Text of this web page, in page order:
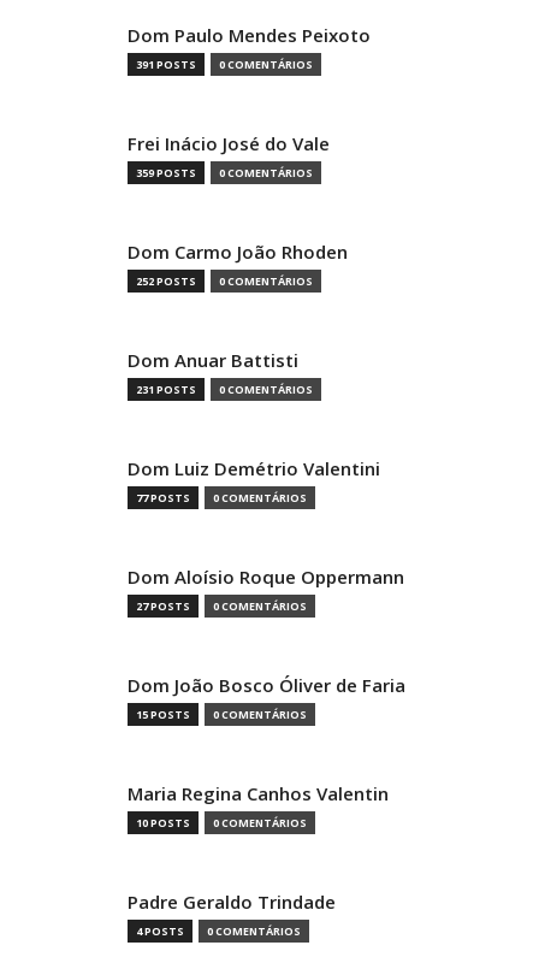
Dom Paulo Mendes Peixoto
391 POSTS 0 COMENTÁRIOS
Frei Inácio José do Vale
359 POSTS 0 COMENTÁRIOS
Dom Carmo João Rhoden
252 POSTS 0 COMENTÁRIOS
Dom Anuar Battisti
231 POSTS 0 COMENTÁRIOS
Dom Luiz Demétrio Valentini
77 POSTS 0 COMENTÁRIOS
Dom Aloísio Roque Oppermann
27 POSTS 0 COMENTÁRIOS
Dom João Bosco Óliver de Faria
15 POSTS 0 COMENTÁRIOS
Maria Regina Canhos Valentin
10 POSTS 0 COMENTÁRIOS
Padre Geraldo Trindade
4 POSTS 0 COMENTÁRIOS